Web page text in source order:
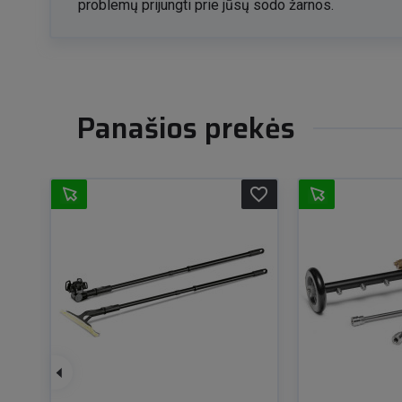
problemų prijungti prie jūsų sodo žarnos.
Panašios prekės
favorite_border